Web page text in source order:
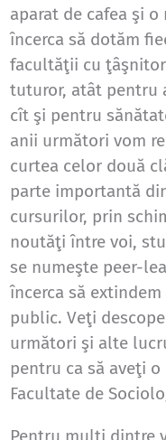
aparat de cafea şi
încerca să dotăm
facultăţii cu
tuturor, atât pentru
cît şi pentru
anii următori vom
curtea celor două
parte importantă
cursurilor, prin
noutăţi între voi,
se numeşte peer-
încerca să
public. Veţi
următori şi alte
pentru ca să aveţi
Facultate de
Pentru mulţi dintre